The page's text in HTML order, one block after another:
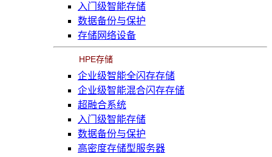
入门级智能存储
数据备份与保护
存储网络设备
HPE存储
企业级智能全闪存存储
企业级智能混合闪存存储
超融合系统
入门级智能存储
数据备份与保护
高密度存储型服务器